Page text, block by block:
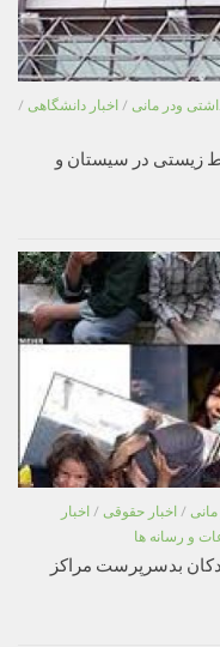
ودر مانی / اخبار دانشگاهی /
زیستی در سیستان و
مانی / اخبار حقوقی / اخبار
و رسانه ها
اعلام شد؛ ۲۷ درصد کودکان بدسرپرست مراکز